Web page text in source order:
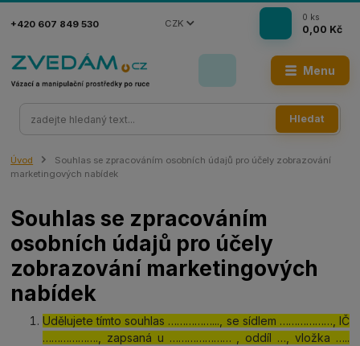
Menu
CZK
Hledat
+420 607 849 530
0 ks
0,00 Kč
Úvod
Souhlas se zpracováním osobních údajů pro účely zobrazování
marketingových nabídek
Souhlas se zpracováním
osobních údajů pro účely
zobrazování marketingových
nabídek
Udělujete tímto souhlas ……………..., se sídlem ………………, IČ
………………., zapsaná u ………………… , oddíl …, vložka …..